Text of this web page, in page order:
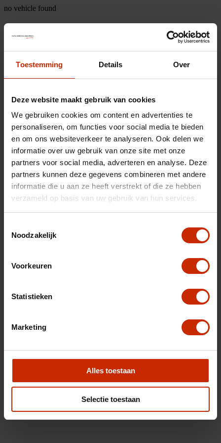
Toestemming Details Over
Deze website maakt gebruik van cookies
We gebruiken cookies om content en advertenties te
personaliseren, om functies voor social media te bieden
en om ons websiteverkeer te analyseren. Ook delen we
informatie over uw gebruik van onze site met onze
partners voor social media, adverteren en analyse. Deze
partners kunnen deze gegevens combineren met andere
informatie die u aan ze heeft verstrekt of die ze hebben
verzameld op basis van uw gebruik van hun services.
Noodzakelijk
Voorkeuren
Statistieken
Marketing
Alles toestaan
Selectie toestaan
no vehicle found